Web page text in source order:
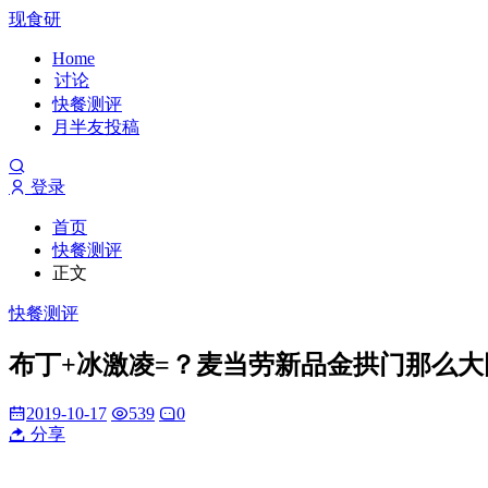
现食研
Home
讨论
快餐测评
月半友投稿
登录
首页
快餐测评
正文
快餐测评
布丁+冰激凌=？麦当劳新品金拱门那么
2019-10-17 539
0
分享